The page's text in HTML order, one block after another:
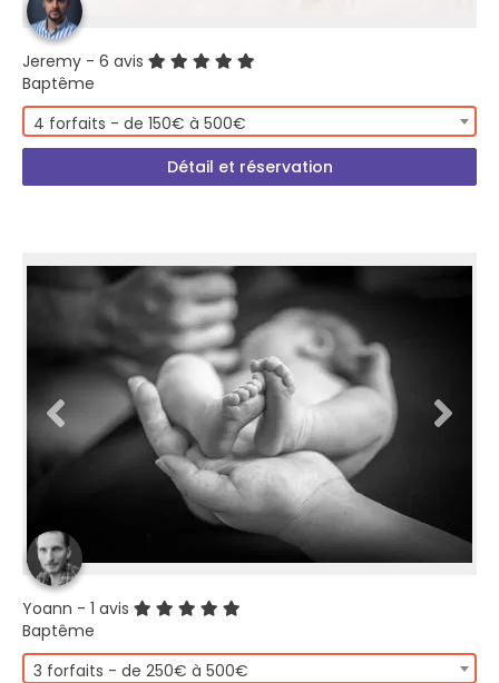
Jeremy - 6 avis
Baptême
4 forfaits - de 150€ à 500€
Détail et réservation
Yoann - 1 avis
Baptême
3 forfaits - de 250€ à 500€